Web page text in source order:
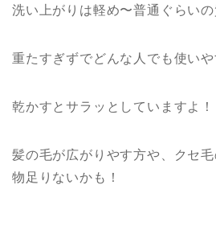
洗い上がりは軽め〜普通ぐらいの
重たすぎずでどんな人でも使い
乾かすとサラッとしていますよ！
髪の毛が広がりやす方や、クセ
物足りないかも！